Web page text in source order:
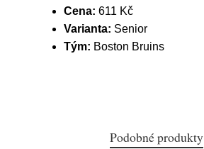
Cena: 611 Kč
Varianta: Senior
Tým: Boston Bruins
Podobné produkty